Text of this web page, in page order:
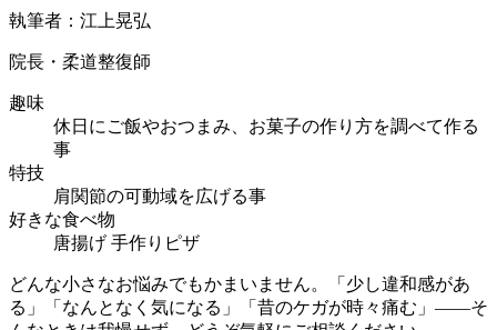
執筆者：江上晃弘
院長・柔道整復師
趣味
休日にご飯やおつまみ、お菓子の作り方を調べて作る
事
特技
肩関節の可動域を広げる事
好きな食べ物
唐揚げ 手作りピザ
どんな小さなお悩みでもかまいません。「少し違和感があ
る」「なんとなく気になる」「昔のケガが時々痛む」――そ